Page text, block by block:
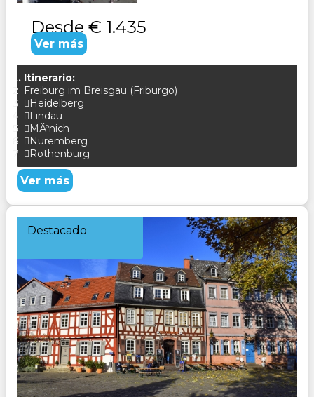
Desde € 1.435
Ver más
Itinerario:
Freiburg im Breisgau (Friburgo)
Heidelberg
Lindau
MÃºnich
Nuremberg
Rothenburg
Ver más
Destacado